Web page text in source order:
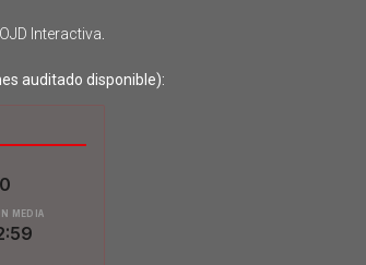
OJD Interactiva.
auditado disponible):